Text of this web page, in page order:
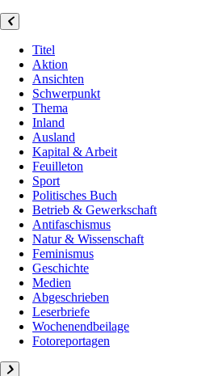
Titel
Aktion
Ansichten
Schwerpunkt
Thema
Inland
Ausland
Kapital & Arbeit
Feuilleton
Sport
Politisches Buch
Betrieb & Gewerkschaft
Antifaschismus
Natur & Wissenschaft
Feminismus
Geschichte
Medien
Abgeschrieben
Leserbriefe
Wochenendbeilage
Fotoreportagen